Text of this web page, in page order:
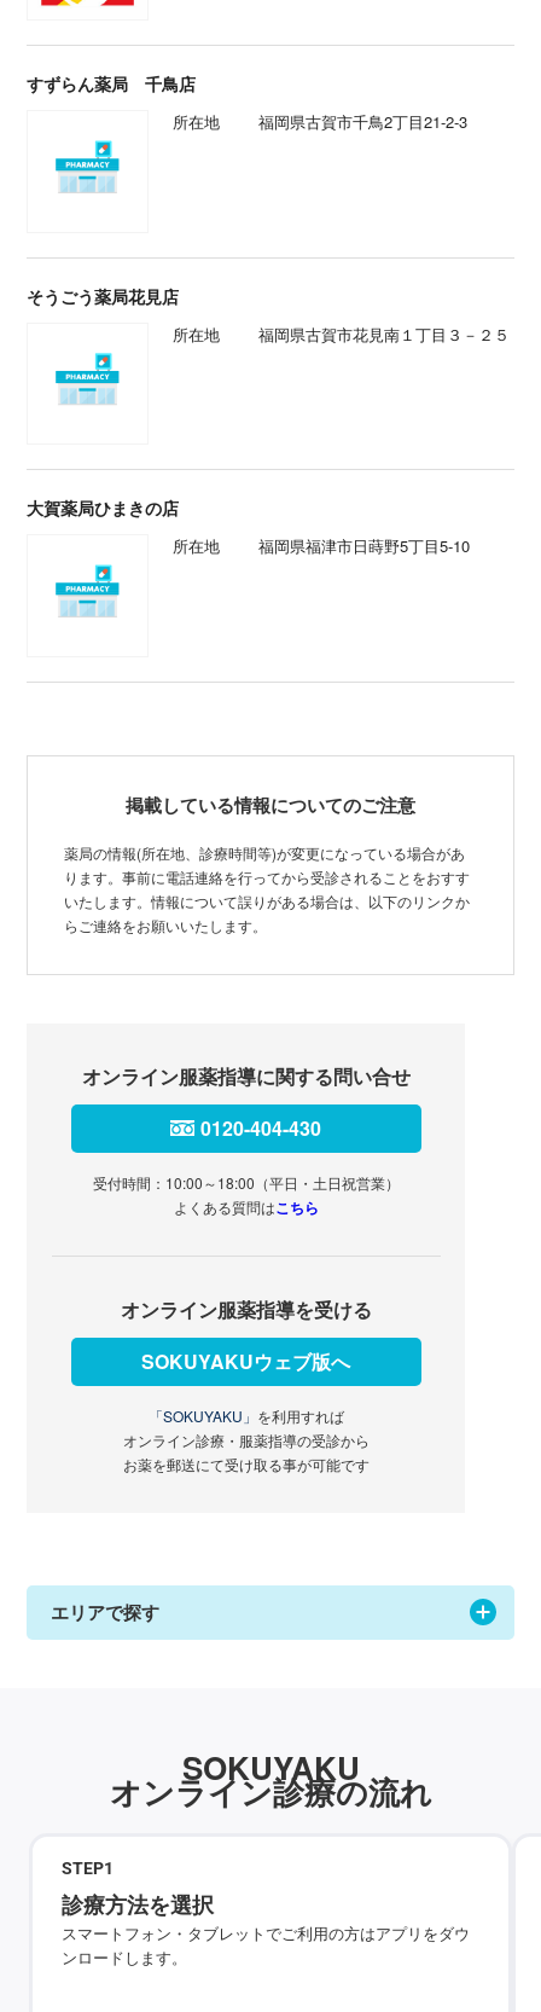
すずらん薬局 千鳥店
所在地 福岡県古賀市千鳥2丁目21-2-3
そうごう薬局花見店
所在地 福岡県古賀市花見南１丁目３－２５
大賀薬局ひまきの店
所在地 福岡県福津市日蒔野5丁目5-10
掲載している情報についてのご注意
薬局の情報(所在地、診療時間等)が変更になっている場合があ
ります。事前に電話連絡を行ってから受診されることをおすす
いたします。情報について誤りがある場合は、以下のリンクか
らご連絡をお願いいたします。
オンライン服薬指導に関する問い合せ
0120-404-430
受付時間：10:00～18:00（平日・土日祝営業）
よくある質問はこちら
オンライン服薬指導を受ける
SOKUYAKUウェブ版へ
「SOKUYAKU」 を利用すれば
オンライン診療・服薬指導の受診から
お薬を郵送にて受け取る事が可能です
エリアで探す
SOKUYAKU
オンライン診療の流れ
STEP1
診療方法を選択
スマートフォン・タブレットでご利用の方はアプリをダウ
ンロードします。